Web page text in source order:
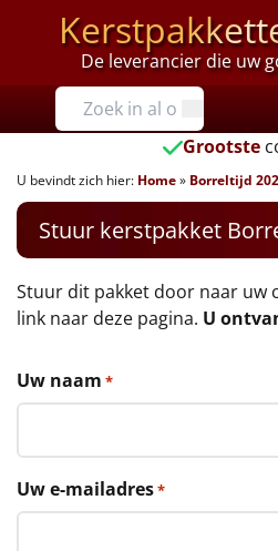
De leverancier die uw
Prijzen
Tot €25
€25 tot €35
€35 tot €40
€40 tot €45
€50 tot €55
€55 tot €75
€75 tot €100
Grootste
U bevindt zich hier: Home» Borreltijd
Stuur kerstpakket
Stuur dit pakket door naar uw
link naar deze pagina. U
Uw naam *
Uw e-mailadres*